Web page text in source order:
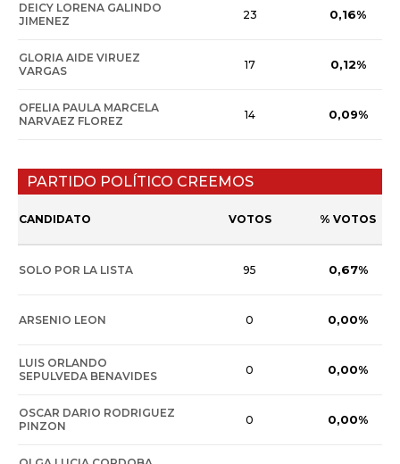
DEICY LORENA GALINDO
JIMENEZ
23 0,16%
GLORIA AIDE VIRUEZ
VARGAS
17 0,12%
OFELIA PAULA MARCELA
NARVAEZ FLOREZ
14 0,09%
PARTIDO POLÍTICO CREEMOS
CANDIDATO VOTOS % VOTOS
SOLO POR LA LISTA 95 0,67%
ARSENIO LEON 0 0,00%
LUIS ORLANDO
SEPULVEDA BENAVIDES
0 0,00%
OSCAR DARIO RODRIGUEZ
PINZON
0 0,00%